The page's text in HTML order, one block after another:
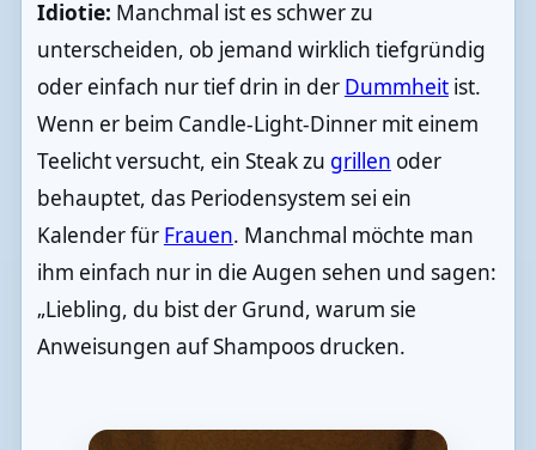
Idiotie: Manchmal ist es schwer zu
unterscheiden, ob jemand wirklich tiefgründig
oder einfach nur tief drin in der Dummheitist.
Wenn er beim Candle-Light-Dinner mit einem
Teelicht versucht, ein Steak zu grillen oder
behauptet, das Periodensystem sei ein
Kalender für Frauen. Manchmal möchte man
ihm einfach nur in die Augen sehen und sagen:
„Liebling, du bist der Grund, warum sie
Anweisungen auf Shampoos drucken.